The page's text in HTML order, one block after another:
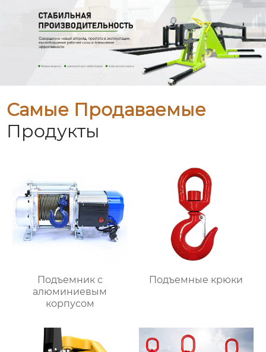
Самые Продаваемые
Продукты
Подъемник с
алюминиевым
корпусом
Подъемные крюки